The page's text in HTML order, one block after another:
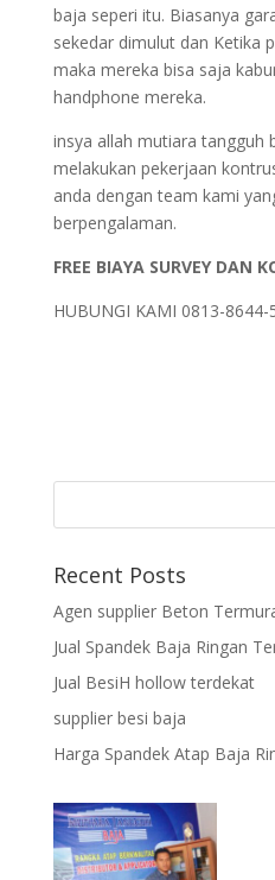
baja seperi itu. Biasanya
sekedar dimulut dan Ketika
maka mereka bisa saja
handphone mereka.
insya allah mutiara tangguh
melakukan pekerjaan
anda dengan team kami
berpengalaman.
FREE BIAYA SURVEY DAN
HUBUNGI KAMI 0813-8644-
Recent Posts
Agen supplier Beton
Jual Spandek Baja Ringan
Jual BesiH hollow terdekat
supplier besi baja
Harga Spandek Atap Baja